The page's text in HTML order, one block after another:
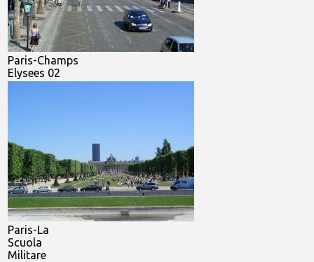
Paris-Champs
Elysees 02
Paris-La
Scuola
Militare